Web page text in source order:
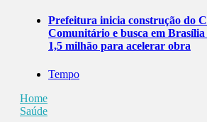
Prefeitura inicia construção do
Comunitário e busca em
1,5 milhão para acelerar obra
Tempo
Home
Saúde